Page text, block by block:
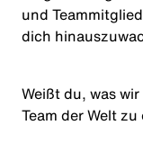
und
dich
Weißt du, was
Team der Welt